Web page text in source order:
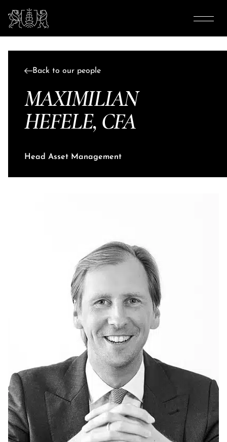
E-Banking Log-In
Language: En
Kontakt
Karriere
Back to our people
MAXIMILIAN
HEFELE, CFA
Head Asset Management